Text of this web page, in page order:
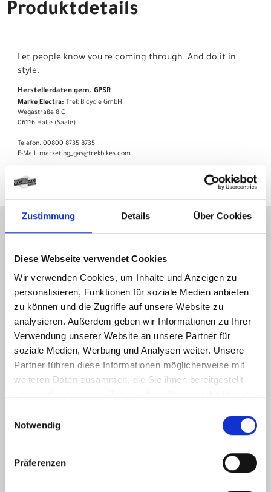
Zustimmung Details Über Cookies
Diese Webseite verwendet Cookies
Wir verwenden Cookies, um Inhalte und Anzeigen zu
personalisieren, Funktionen für soziale Medien anbieten
zu können und die Zugriffe auf unsere Website zu
analysieren. Außerdem geben wir Informationen zu Ihrer
Verwendung unserer Website an unsere Partner für
soziale Medien, Werbung und Analysen weiter. Unsere
Partner führen diese Informationen möglicherweise mit
weiteren Daten zusammen, die Sie ihnen bereitgestellt
Notwendig
Präferenzen
Produktdetails
Let people know you're coming through. And do it in
style.
Herstellerdaten gem. GPSR
Marke Electra: Trek Bicycle GmbH
Wegastraße 8 C
06116 Halle (Saale)
Telefon: 00800 8735 8735
E-Mail: marketing_gas@trekbikes.com
Hartstraße 15-17
47608 Geldern
info(at)gelderner-fahrradprofi.de
14:00 - 18:00 Uhr
14:00 - 18:00 Uhr